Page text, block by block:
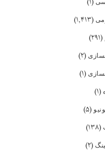
(۱,۴۱۳)
(۲۹۱)
(۲)
(۱)
(۱)
(۵)
(۱۳۸)
(۲)